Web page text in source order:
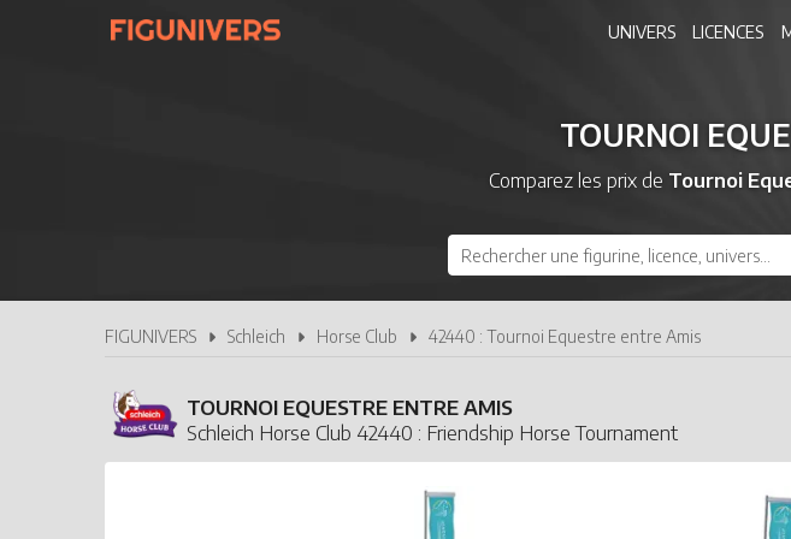
UNIVERS LICENCES
TOURNOI
Comparez les prix de Tournoi
FIGUNIVERS Schleich Horse Club 42440 : Tournoi Equestre entre Amis
TOURNOI EQUESTRE ENTRE AMIS
Schleich Horse Club 42440 : Friendship Horse Tournament